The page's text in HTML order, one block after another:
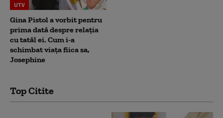
UTV
Gina Pistol a vorbit pentru
prima dată despre relația
cu tatăl ei. Cum i-a
schimbat viața fiica sa,
Josephine
Top Citite